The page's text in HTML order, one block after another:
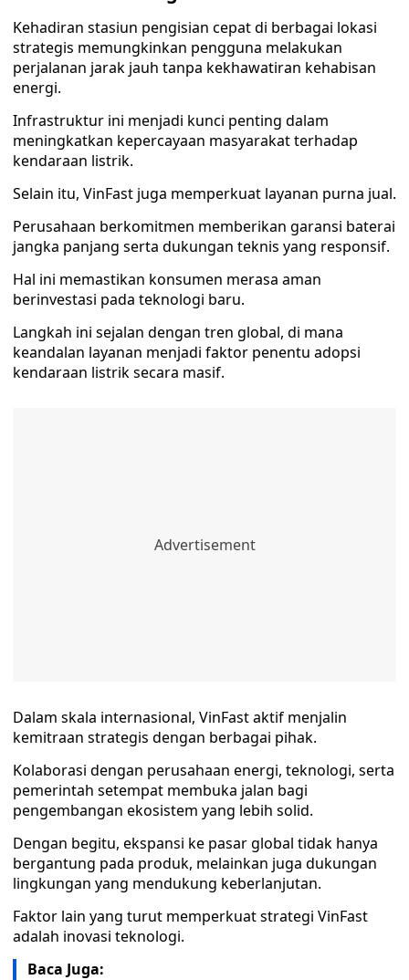
Kehadiran stasiun pengisian cepat di berbagai lokasi
strategis memungkinkan pengguna melakukan
perjalanan jarak jauh tanpa kekhawatiran kehabisan
energi.
Infrastruktur ini menjadi kunci penting dalam
meningkatkan kepercayaan masyarakat terhadap
kendaraan listrik.
Selain itu, VinFast juga memperkuat layanan purna jual.
Perusahaan berkomitmen memberikan garansi baterai
jangka panjang serta dukungan teknis yang responsif.
Hal ini memastikan konsumen merasa aman
berinvestasi pada teknologi baru.
Langkah ini sejalan dengan tren global, di mana
keandalan layanan menjadi faktor penentu adopsi
kendaraan listrik secara masif.
Dalam skala internasional, VinFast aktif menjalin
kemitraan strategis dengan berbagai pihak.
Kolaborasi dengan perusahaan energi, teknologi, serta
pemerintah setempat membuka jalan bagi
pengembangan ekosistem yang lebih solid.
Dengan begitu, ekspansi ke pasar global tidak hanya
bergantung pada produk, melainkan juga dukungan
lingkungan yang mendukung keberlanjutan.
Faktor lain yang turut memperkuat strategi VinFast
adalah inovasi teknologi.
Baca Juga: